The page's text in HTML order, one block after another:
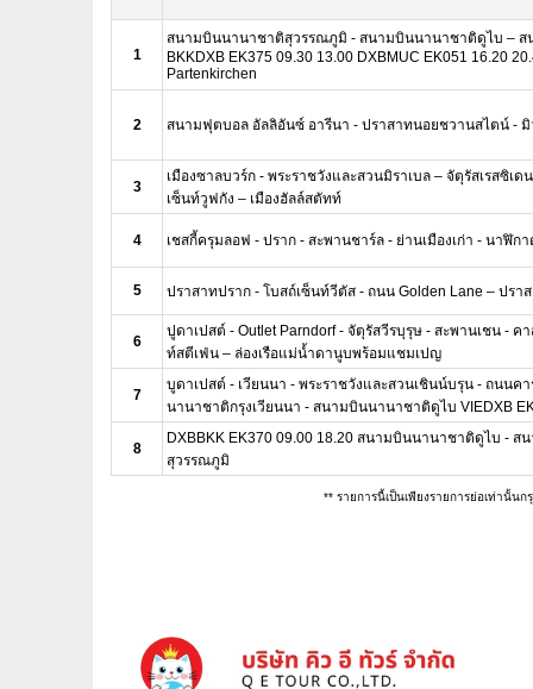
1
สนามบินนานาชาติสุวรรณภูมิ - สนามบินนานาชาติดูไบ –
BKKDXB EK375 09.30 13.00 DXBMUC EK051 16.20
Partenkirchen
2 สนามฟุตบอล อัลลิอันซ์ อารีนา - ปราสาทนอยชวานสไตน์ -
3
เมืองซาลบวร์ก - พระราชวังและสวนมิราเบล – จัตุรัสเรสซิเ
เซ็นท์วูฟกัง – เมืองฮัลล์สตัทท์
4 เชสกี้ครุมลอฟ - ปราก - สะพานชาร์ล - ย่านเมืองเก่า - นาฬิก
5 ปราสาทปราก - โบสถ์เซ็นท์วีตัส - ถนน Golden Lane – ปรา
6
ปูดาเปสต์ - Outlet Parndorf - จัตุรัสวีรบุรุษ - สะพานเชน - ค
ท์สตีเฟ่น – ล่องเรือแม่น้ำดานูบพร้อมแชมเปญ
7
บูดาเปสต์ - เวียนนา - พระราชวังและสวนเชินน์บรุน - ถนนค
นานาชาติกรุงเวียนนา - สนามบินนานาชาติดูไบ VIEDXB
8
DXBBKK EK370 09.00 18.20 สนามบินนานาชาติดูไบ -
สุวรรณภูมิ
** รายการนี้เป็นเพียงรายการย่อเท่านั้น